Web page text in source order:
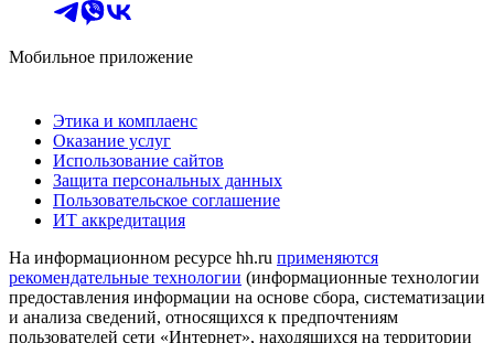
Мобильное приложение
Этика и комплаенс
Оказание услуг
Использование сайтов
Защита персональных данных
Пользовательское соглашение
ИТ аккредитация
На информационном ресурсе hh.ru применяются
рекомендательные технологии (информационные технологии
предоставления информации на основе сбора, систематизации
и анализа сведений, относящихся к предпочтениям
пользователей сети «Интернет», находящихся на территории